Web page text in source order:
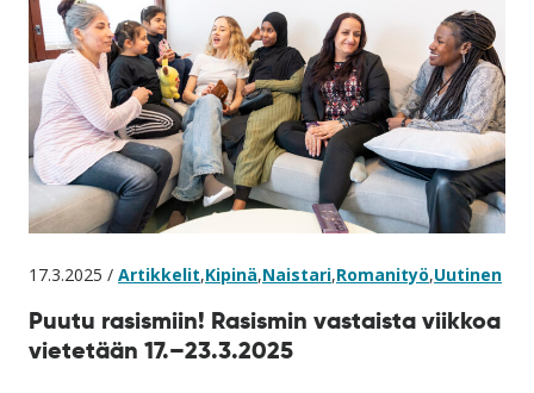
17.3.2025 / Artikkelit,Kipinä,Naistari,Romanityö,Uutinen
Puutu rasismiin! Rasismin vastaista viikkoa
vietetään 17.–23.3.2025